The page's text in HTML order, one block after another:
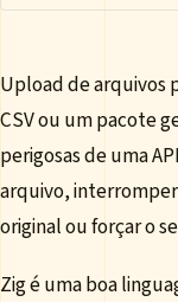
Upload de arquivos
CSV ou um pacote
perigosas de uma
arquivo,
original ou forçar o
Zig é uma boa